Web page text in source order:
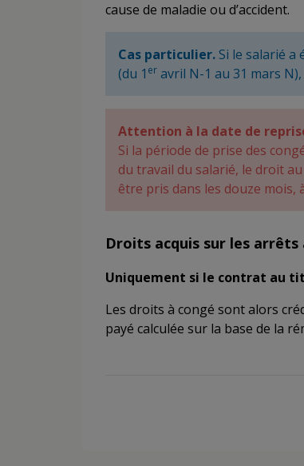
cause de maladie ou d’accident.
Cas particulier. Si le salarié
(du 1 er avril N-1 au 31 mars
Attention à la date de
Si la période de prise des
du travail du salarié, le droit
être pris dans les douze mois,
Droits acquis sur les arrêts
Uniquement si le contrat au
Les droits à congé sont alors
payé calculée sur la base de la